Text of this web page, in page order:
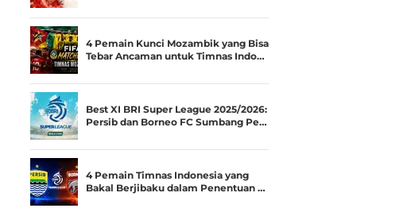
4 Pemain Kunci Mozambik yang Bisa
Tebar Ancaman untuk Timnas Indo…
Best XI BRI Super League 2025/2026:
Persib dan Borneo FC Sumbang Pe…
4 Pemain Timnas Indonesia yang
Bakal Berjibaku dalam Penentuan …